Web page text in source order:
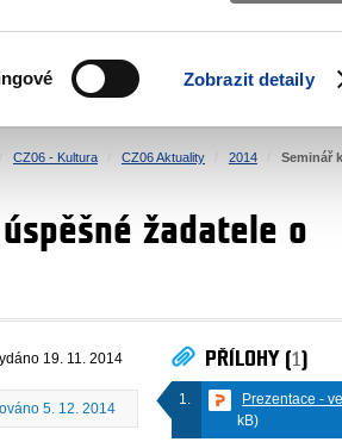
Zobrazit detaily
VNITŘNÍ VĚCI
CZ06 - Kultura CZ06 Aktuality 2014
Seminář
žadatele o
19. 11. 2014
5. 12. 2014
PŘÍLOHY (1 )
Prezentace -
kB)